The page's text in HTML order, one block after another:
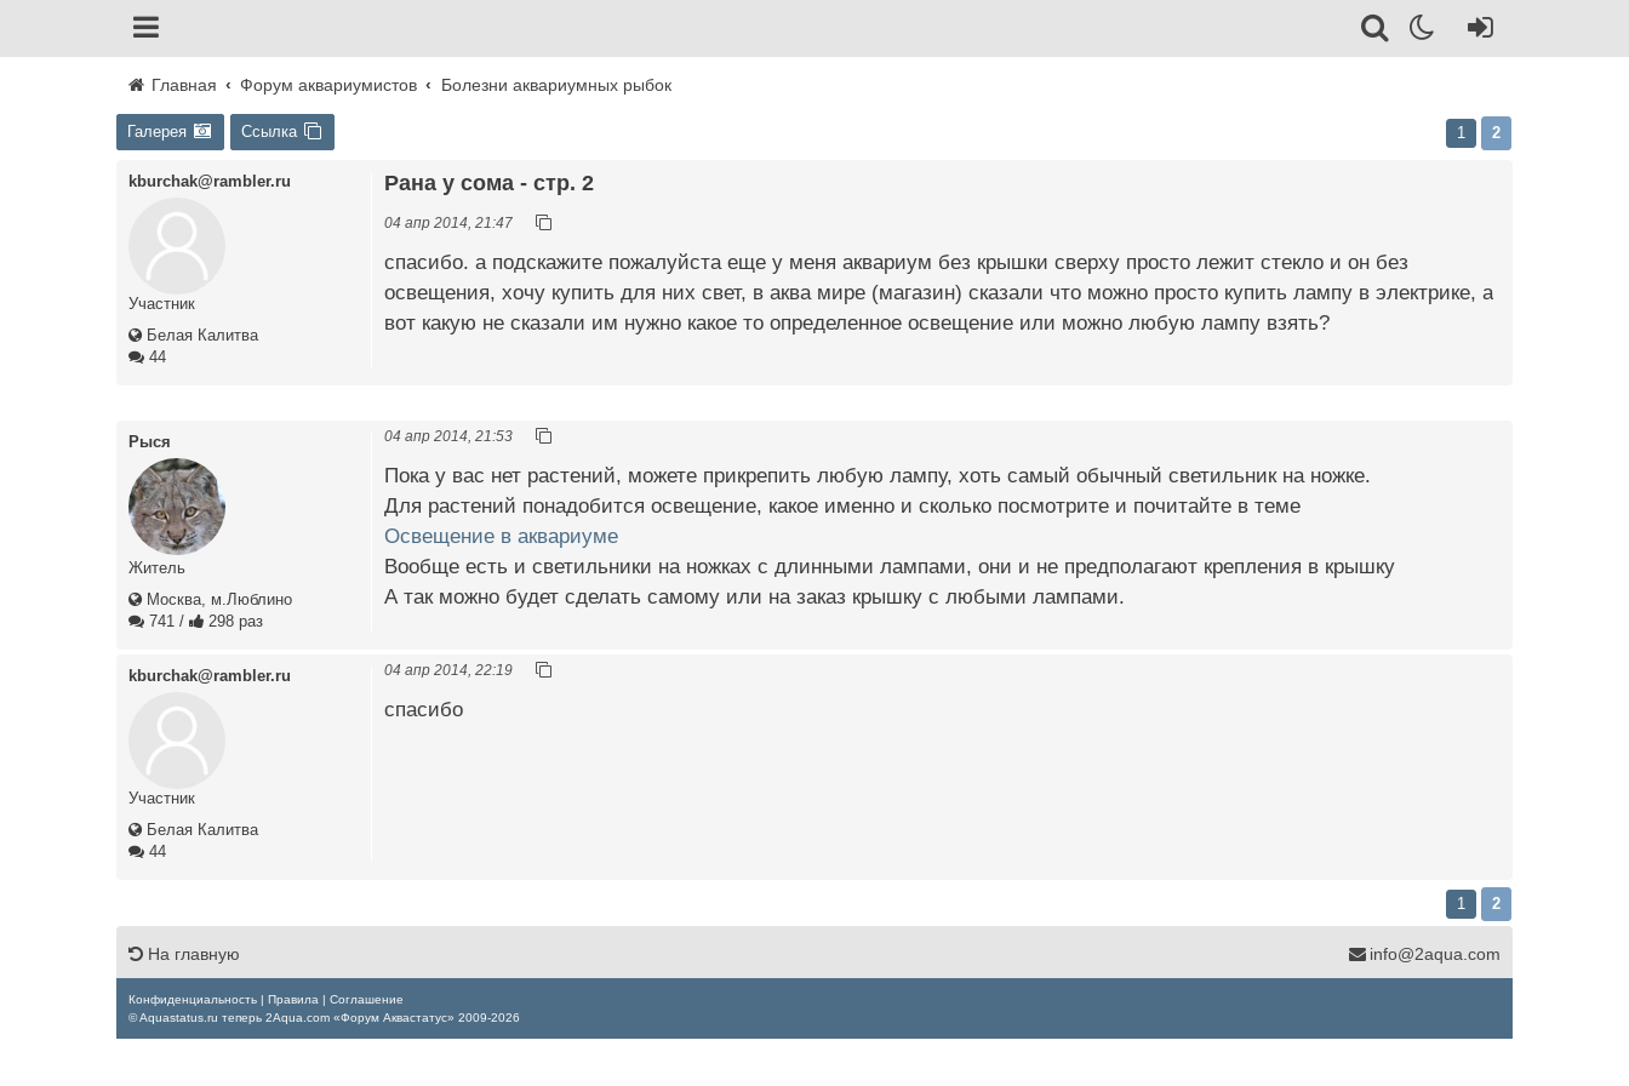
Главная Форум аквариумистов Болезни аквариумных рыбок
Галерея Ссылка 1 2
kburchak@rambler.ru
Участник
Белая Калитва
44
Рана у сома - стр. 2
04 апр 2014, 21:47
спасибо. а подскажите пожалуйста еще у меня аквариум без крышки сверху просто лежит стекло и он без
освещения, хочу купить для них свет, в аква мире (магазин) сказали что можно просто купить лампу в электрике, а
вот какую не сказали им нужно какое то определенное освещение или можно любую лампу взять?
Рыся
Житель
Москва, м.Люблино
741 / 298 раз
04 апр 2014, 21:53
Пока у вас нет растений, можете прикрепить любую лампу, хоть самый обычный светильник на ножке.
Для растений понадобится освещение, какое именно и сколько посмотрите и почитайте в теме
Освещение в аквариуме
Вообще есть и светильники на ножках с длинными лампами, они и не предполагают крепления в крышку
А так можно будет сделать самому или на заказ крышку с любыми лампами.
kburchak@rambler.ru
Участник
Белая Калитва
44
04 апр 2014, 22:19
спасибо
1 2
На главную info@2aqua.com
Конфиденциальность | Правила | Соглашение
© Aquastatus.ru теперь 2Aqua.com «Форум Аквастатус» 2009-2026